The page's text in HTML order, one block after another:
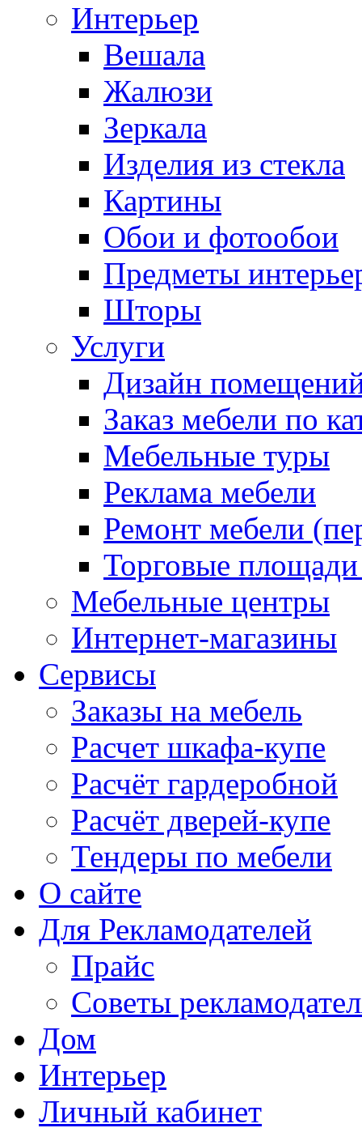
Интерьер
Вешала
Жалюзи
Зеркала
Изделия из стекла
Картины
Обои и фотообои
Предметы
Шторы
Услуги
Дизайн
Заказ мебели по
Мебельные туры
Реклама мебели
Ремонт мебели
Торговые
Мебельные центры
Интернет-магазины
Сервисы
Заказы на мебель
Расчет шкафа-купе
Расчёт гардеробной
Расчёт дверей-купе
Тендеры по мебели
О сайте
Для Рекламодателей
Прайс
Советы
Дом
Интерьер
Личный кабинет